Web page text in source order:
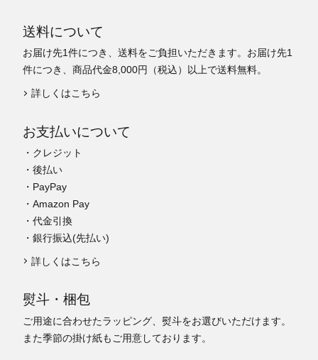
送料について
お届け先1件につき、送料をご負担いただきます。お届け先1
件につき、商品代金8,000円（税込）以上で送料無料。
詳しくはこちら
お支払いについて
・クレジット
・後払い
・PayPay
・Amazon Pay
・代金引換
・銀行振込(先払い)
詳しくはこちら
熨斗・梱包
ご用途に合わせたラッピング、熨斗をお選びいただけます。
また季節の掛け紙もご用意しております。